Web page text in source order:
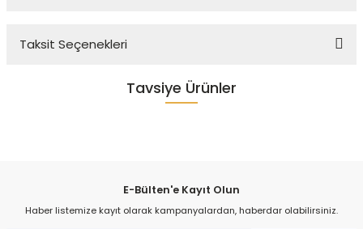
Yorum Yaz
Taksit Seçenekleri
Tavsiye Ürünler
Son 24 saat içinde 45 kişi favoriledi
Son 1 hafta içinde
kişi sepete ekledi
kişi inceledi
10.962,00 TL
E-Bülten'e Kayıt Olun
Haber listemize kayıt olarak kampanyalardan, haberdar olabilirsiniz.